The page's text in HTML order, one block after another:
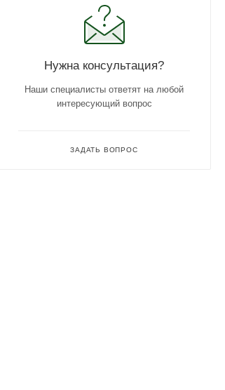
Нужна консультация?
Наши специалисты ответят на любой
интересующий вопрос
ЗАДАТЬ ВОПРОС